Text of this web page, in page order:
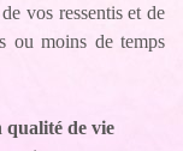
vos ressentis et de
ou moins de temps
qualité de vie